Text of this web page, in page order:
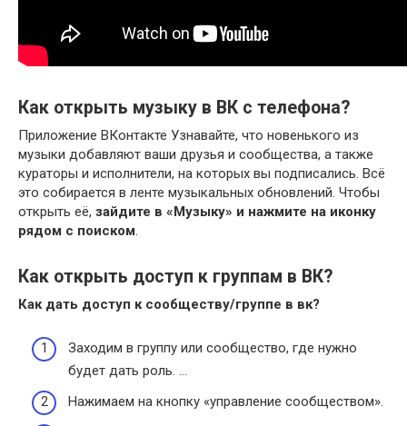
Как открыть музыку в ВК с телефона?
Приложение ВКонтакте Узнавайте, что новенького из
музыки добавляют ваши друзья и сообщества, а также
кураторы и исполнители, на которых вы подписались. Всё
это собирается в ленте музыкальных обновлений. Чтобы
открыть её, зайдите в «Музыку» и нажмите на иконку
рядом с поиском.
Как открыть доступ к группам в ВК?
Как дать доступ к сообществу/группе в вк?
Заходим в группу или сообщество, где нужно
будет дать роль. …
Нажимаем на кнопку «управление сообществом».